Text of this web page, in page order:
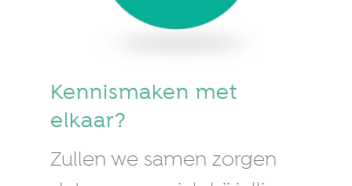
Kennismaken met
elkaar?
Zullen we samen zorgen